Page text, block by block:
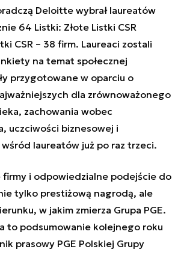
Deloitte wybrał laureatów
64 Listki: Złote Listki CSR
CSR – 38 firm. Laureaci zostali
na temat społecznej
przygotowane w oparciu o
dla zrównoważonego
zachowania wobec
uczciwości biznesowej i
wśród laureatów już po raz trzeci.
firmy i odpowiedzialne podejście do
tylko prestiżową nagrodą, ale
w jakim zmierza Grupa PGE.
to podsumowanie kolejnego roku
prasowy PGE Polskiej Grupy